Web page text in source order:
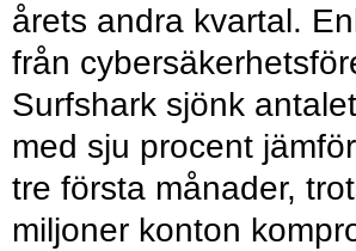
årets andra kvartal.
från
Surfshark sjönk
med sju procent
tre första månader,
miljoner konton